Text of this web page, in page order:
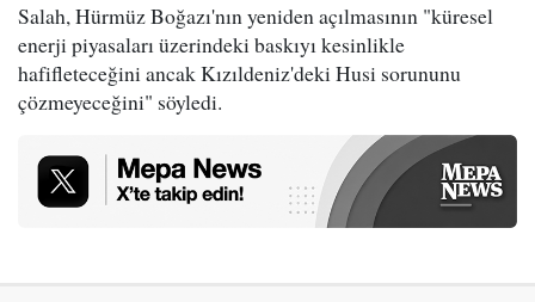
Salah, Hürmüz Boğazı'nın yeniden açılmasının "küresel
enerji piyasaları üzerindeki baskıyı kesinlikle
hafifleteceğini ancak Kızıldeniz'deki Husi sorununu
çözmeyeceğini" söyledi.